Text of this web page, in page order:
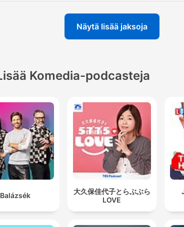
Näytä lisää jaksoja
Komedia-podcasteja
Balázsék
大久保佳代子とらぶぶら
LOVE